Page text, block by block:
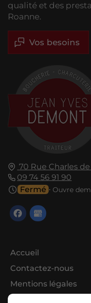
70 Rue Charles de
09 74 56 91 90
Fermé ⋅ Ouvre
Accueil
Contactez-nous
Mentions légales
qualité et des
Roanne.
Vos besoins